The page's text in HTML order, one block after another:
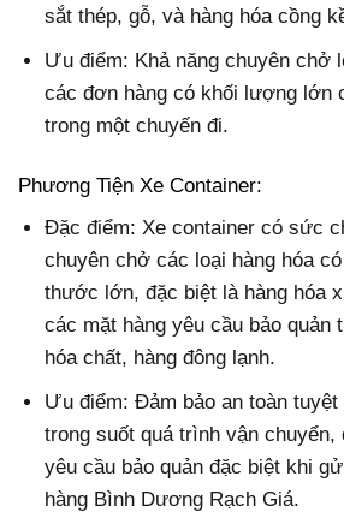
sắt thép, gỗ, và hàng hóa cồng
Ưu điểm: Khả năng chuyên chở
các đơn hàng có khối lượng lớn
trong một chuyến đi.
Phương Tiện Xe Container:
Đặc điểm: Xe container có sức
chuyên chở các loại hàng hóa
thước lớn, đặc biệt là hàng hóa
các mặt hàng yêu cầu bảo quản
hóa chất, hàng đông lạnh.
Ưu điểm: Đảm bảo an toàn tuyệt
trong suốt quá trình vận chuyển,
yêu cầu bảo quản đặc biệt khi
hàng Bình Dương Rạch Giá.